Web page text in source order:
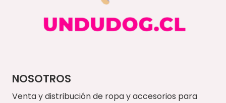
NOSOTROS
Venta y distribución de ropa y accesorios para